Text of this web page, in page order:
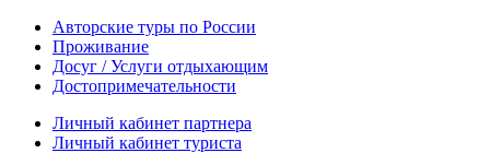
Авторские туры по России
Проживание
Досуг / Услуги отдыхающим
Достопримечательности
Личный кабинет партнера
Личный кабинет туриста